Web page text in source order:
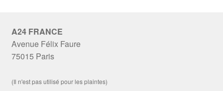
A24 FRANCE
Avenue Félix Faure
75015 Paris
(Il n'est pas utilisé pour les plaintes)